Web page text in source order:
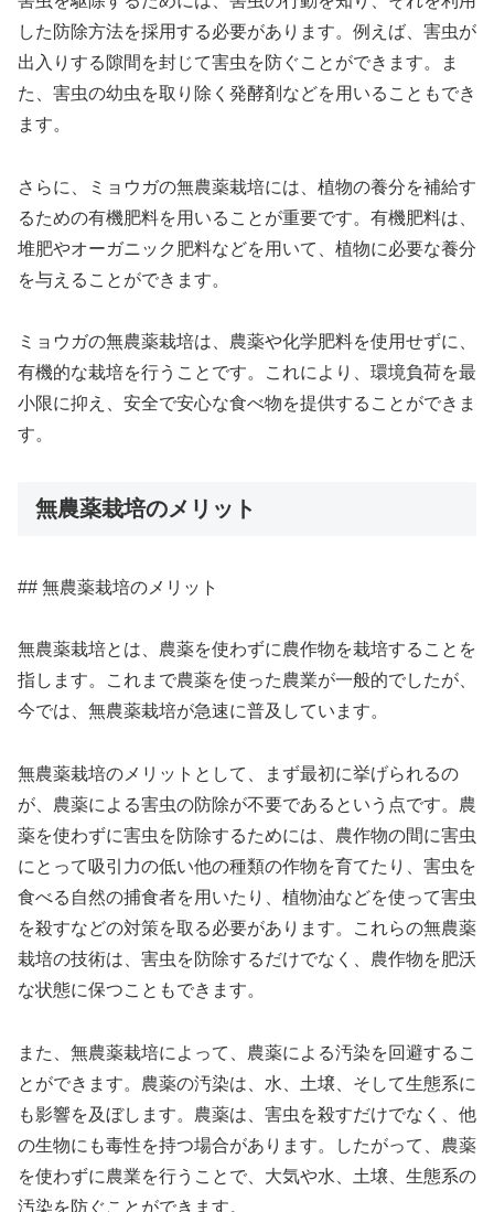
した防除方法を採用する必要があります。例えば、害虫が
出入りする隙間を封じて害虫を防ぐことができます。ま
た、害虫の幼虫を取り除く発酵剤などを用いることもでき
ます。
さらに、ミョウガの無農薬栽培には、植物の養分を補給す
るための有機肥料を用いることが重要です。有機肥料は、
堆肥やオーガニック肥料などを用いて、植物に必要な養分
を与えることができます。
ミョウガの無農薬栽培は、農薬や化学肥料を使用せずに、
有機的な栽培を行うことです。これにより、環境負荷を最
小限に抑え、安全で安心な食べ物を提供することができま
す。
無農薬栽培のメリット
## 無農薬栽培のメリット
無農薬栽培とは、農薬を使わずに農作物を栽培することを
指します。これまで農薬を使った農業が一般的でしたが、
今では、無農薬栽培が急速に普及しています。
無農薬栽培のメリットとして、まず最初に挙げられるの
が、農薬による害虫の防除が不要であるという点です。農
薬を使わずに害虫を防除するためには、農作物の間に害虫
にとって吸引力の低い他の種類の作物を育てたり、害虫を
食べる自然の捕食者を用いたり、植物油などを使って害虫
を殺すなどの対策を取る必要があります。これらの無農薬
栽培の技術は、害虫を防除するだけでなく、農作物を肥沃
な状態に保つこともできます。
また、無農薬栽培によって、農薬による汚染を回避するこ
とができます。農薬の汚染は、水、土壌、そして生態系に
も影響を及ぼします。農薬は、害虫を殺すだけでなく、他
の生物にも毒性を持つ場合があります。したがって、農薬
を使わずに農業を行うことで、大気や水、土壌、生態系の
汚染を防ぐことができます。